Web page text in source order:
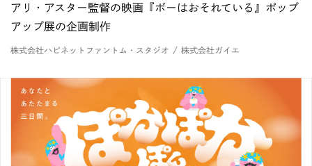
アリ・アスター監督の映画『ボーはおそれている』ポップ
アップ展の企画制作
株式会社ハピネットファントム・スタジオ / 株式会社ガイエ